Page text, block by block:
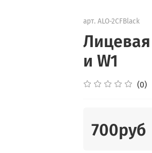
арт. ALO-2CFBlack
и W1
(0)
700руб